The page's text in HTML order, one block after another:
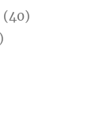
(40)